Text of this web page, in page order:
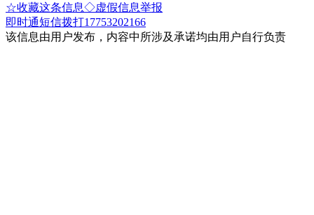
☆收藏这条信息◇虚假信息举报
即时通短信拨打17753202166
该信息由用户发布，内容中所涉及承诺均由用户自行负责